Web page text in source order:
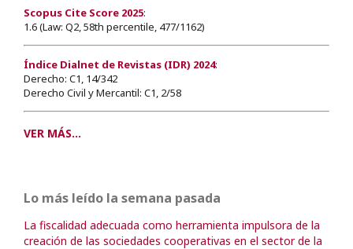
Scopus Cite Score 2025:
1.6 (Law: Q2, 58th percentile, 477/1162)
Índice Dialnet de Revistas (IDR) 2024:
Derecho: C1, 14/342
Derecho Civil y Mercantil: C1, 2/58
VER MÁS...
Lo más leído la semana pasada
La fiscalidad adecuada como herramienta impulsora de la
creación de las sociedades cooperativas en el sector de la